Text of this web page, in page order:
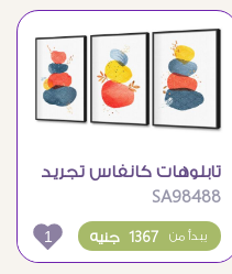
تابلوهات كانفاس تجريد
هادئ وأنماط شرقية
SA98488
1367 جنيه يبدأ من 1